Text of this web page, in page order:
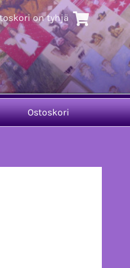
on tyhjä
Ostoskori